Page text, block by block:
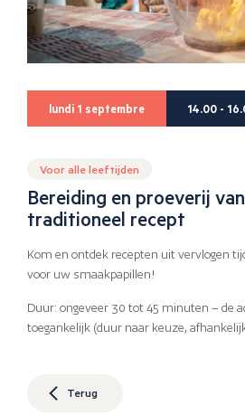
lundi 1 septembre 14.00 -
Voor alle leeftijden
Bereiding en proeverij
traditioneel recept
Kom en ontdek recepten uit vervlogen
voor uw smaakpapillen!
Duur: ongeveer 30 tot 45 minuten – de
toegankelijk (duur naar keuze,
Terug